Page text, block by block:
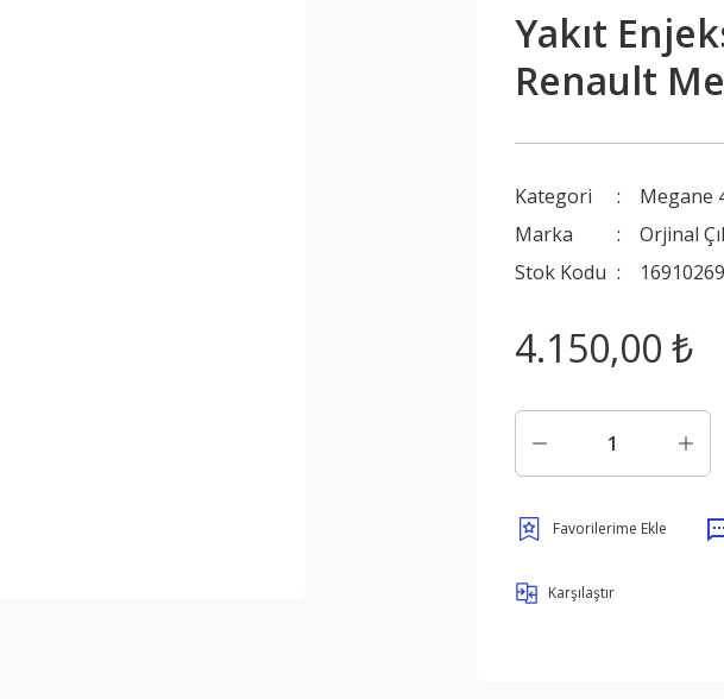
Yakıt
Renault
Kategori
Megane
Marka
Orjinal
Stok Kodu
4.150,00 ₺
Karşılaştır